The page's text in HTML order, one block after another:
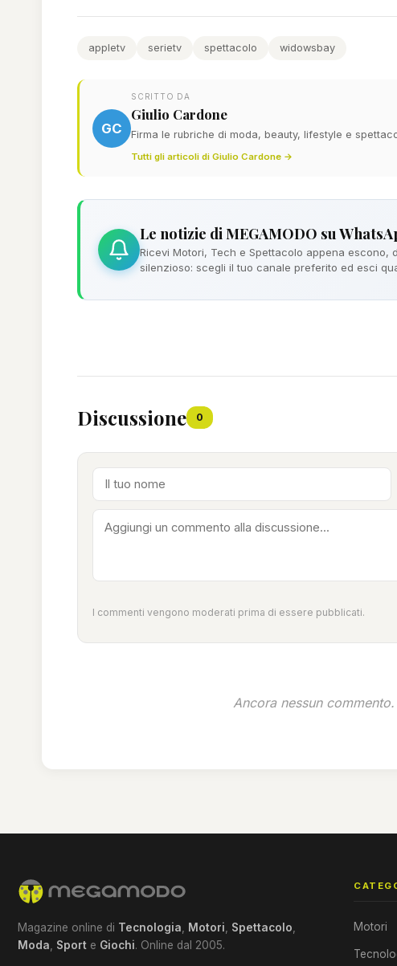
appletv serietv spettacolo widowsbay
GC
SCRITTO DA
Giulio Cardone
Firma le rubriche di moda, beauty, lifestyle e
Tutti gli articoli di Giulio Cardone →
Le notizie di MEGAMODO su
Ricevi Motori, Tech e Spettacolo appena escono,
silenzioso: scegli il tuo canale preferito ed esci
Discussione 0
I commenti vengono moderati prima di essere pubblicati.
Ancora nessun
Magazine online di Tecnologia Motori Spettacolo
Moda
Sport e Giochi. Online dal 2005.
Motori